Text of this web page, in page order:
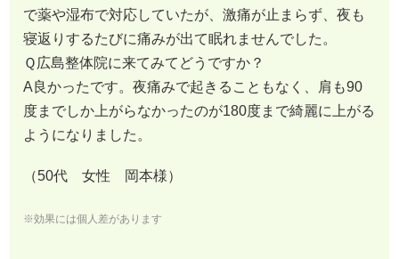
で薬や湿布で対応していたが、激痛が止まらず、夜も
寝返りするたびに痛みが出て眠れませんでした。
Ｑ広島整体院に来てみてどうですか？
A良かったです。夜痛みで起きることもなく、肩も90
度までしか上がらなかったのが180度まで綺麗に上がる
ようになりました。
（50代 女性 岡本様）
※効果には個人差があります